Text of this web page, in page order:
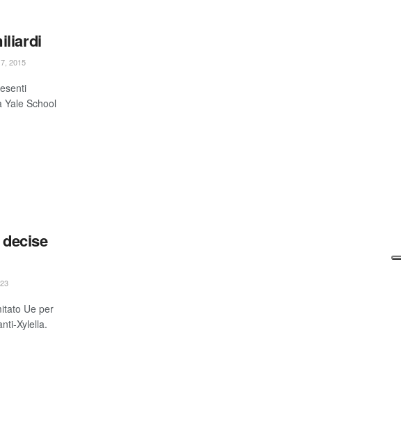
2015
School
Ue per
Xylella.